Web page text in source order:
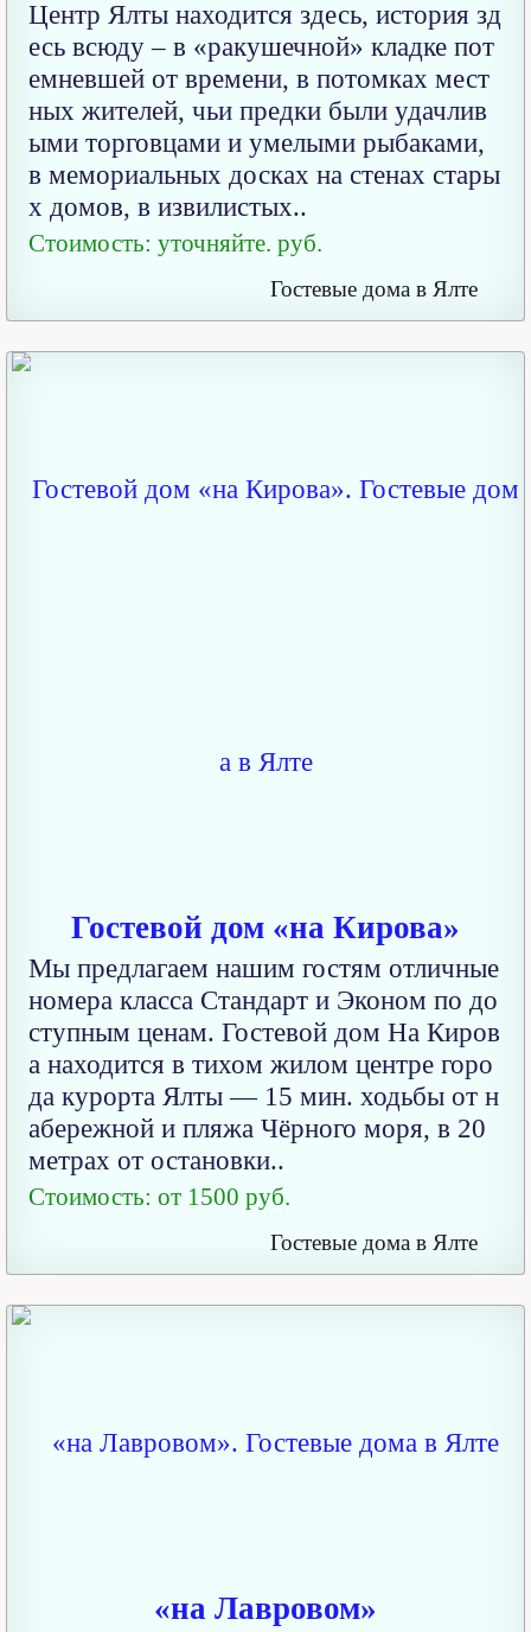
Центр Ялты находится здесь, история зд
есь всюду – в «ракушечной» кладке пот
емневшей от времени, в потомках мест
ных жителей, чьи предки были удачлив
ыми торговцами и умелыми рыбаками,
в мемориальных досках на стенах стары
х домов, в извилистых..
Стоимость: уточняйте. руб.
Гостевые дома в Ялте
Гостевой дом «на Кирова»
Мы предлагаем нашим гостям отличные
номера класса Стандарт и Эконом по до
ступным ценам. Гостевой дом На Киров
а находится в тихом жилом центре горо
да курорта Ялты — 15 мин. ходьбы от н
абережной и пляжа Чёрного моря, в 20
метрах от остановки..
Стоимость: от 1500 руб.
Гостевые дома в Ялте
«на Лавровом»